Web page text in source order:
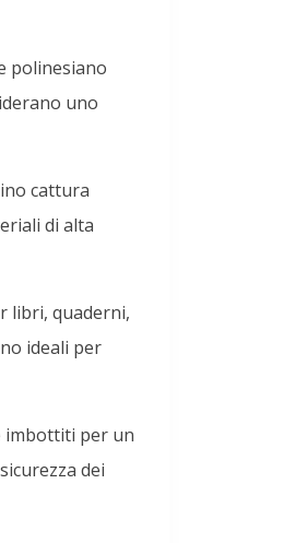
polinesiano
uno
cattura
di alta
libri, quaderni,
ideali per
imbottiti per un
dei